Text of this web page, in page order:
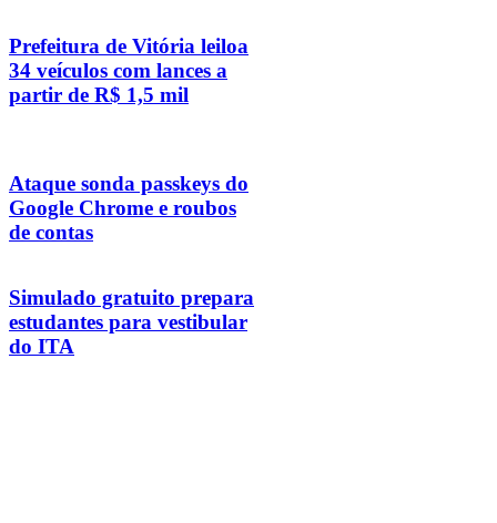
Prefeitura de Vitória leiloa
34 veículos com lances a
partir de R$ 1,5 mil
Ataque sonda passkeys do
Google Chrome e roubos
de contas
Simulado gratuito prepara
estudantes para vestibular
do ITA